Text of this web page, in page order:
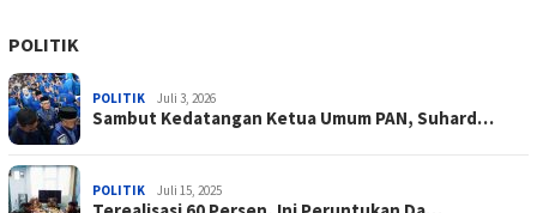
POLITIK
POLITIK Juli 3, 2026
Sambut Kedatangan Ketua Umum PAN, Suhard…
POLITIK Juli 15, 2025